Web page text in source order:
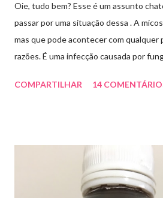
Oie, tudo bem? Esse é um assunto
passar por uma situação dessa . A
mas que pode acontecer com qualquer
razões. É uma infecção causada por
descolar da pele. As causas mais
micose de unha é feito com esmaltes
orais ,ou para aplicação local
tempo para tratamento pode variar de
COMPARTILHAR 14